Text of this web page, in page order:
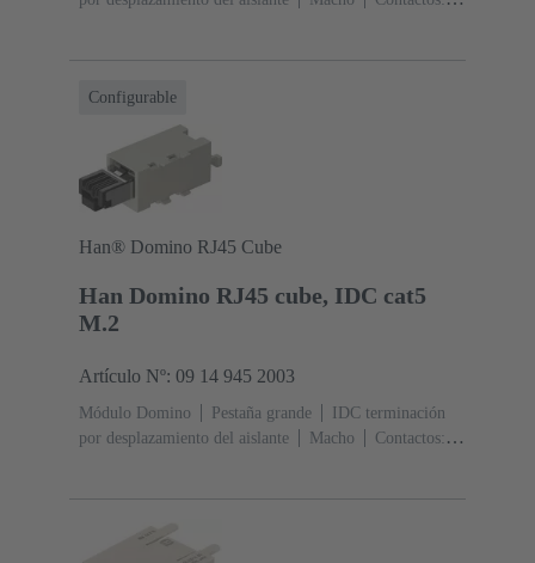
Configurable
Han® Domino RJ45 Cube
Han Domino RJ45 cube, IDC cat5
M.2
Artículo Nº: 09 14 945 2003
Módulo Domino Pestaña grande
IDC terminación
por desplazamiento del aislante
Macho
Contactos: